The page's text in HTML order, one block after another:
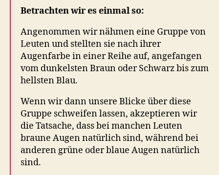
Betrachten wir es einmal so:
Angenommen wir nähmen eine Gruppe von
Leuten und stellten sie nach ihrer
Augenfarbe in einer Reihe auf, angefangen
vom dunkelsten Braun oder Schwarz bis zum
hellsten Blau.
Wenn wir dann unsere Blicke über diese
Gruppe schweifen lassen, akzeptieren wir
die Tatsache, dass bei manchen Leuten
braune Augen natürlich sind, während bei
anderen grüne oder blaue Augen natürlich
sind.